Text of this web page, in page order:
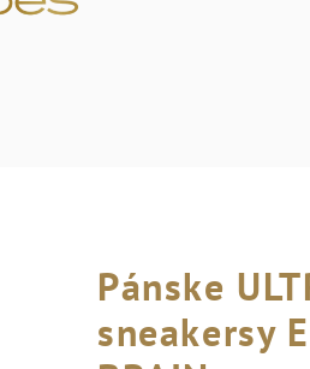
Pánske
sneakersy